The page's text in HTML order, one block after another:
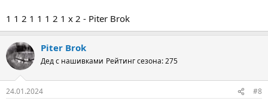
1 1 2 1 1 1 2 1 x 2 - Piter Brok
Piter Brok
Дед с нашивками Рейтинг сезона: 275
24.01.2024 #8